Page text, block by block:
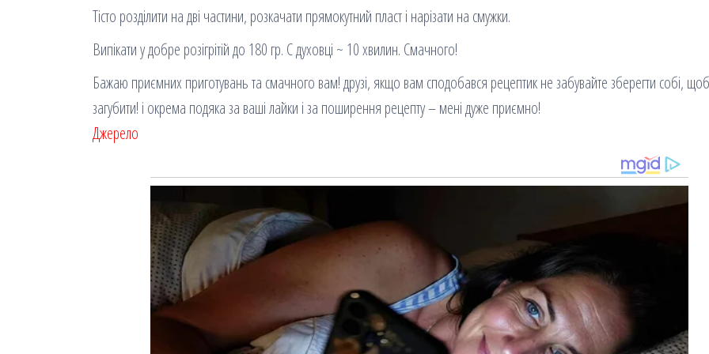
Тісто розділити на дві частини, розкачати прямокутний пласт і нарізати на смужки.
Випікати у добре розігрітій до 180 гр. С духовці ~ 10 хвилин. Смачного!
Бажаю приємних приготувань та смачного вам! друзі, якщо вам сподобався рецептик не забувайте зберегти собі,
загубити! і окрема подяка за ваші лайки і за поширення рецепту – мені дуже приємно!
Джерело